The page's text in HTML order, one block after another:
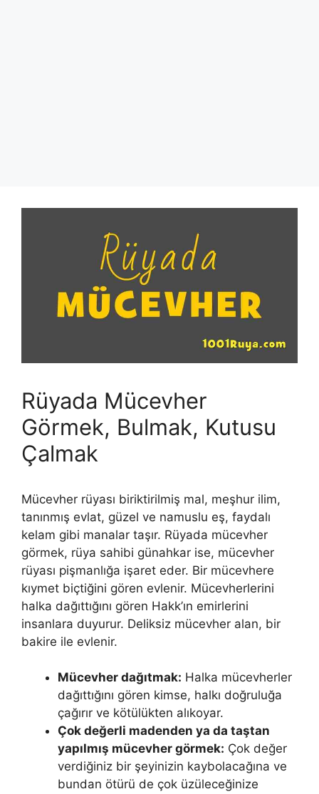
Rüyada Mücevher
Görmek, Bulmak, Kutusu
Çalmak
Mücevher rüyası biriktirilmiş mal, meş­hur ilim,
tanınmış evlat, güzel ve namuslu eş, faydalı
kelam gibi manalar taşır. Rüyada mücevher
görmek, rüya sahibi günahkar ise, mücevher
rüyası pişmanlığa işaret eder. Bir mücevhere
kıymet biçtiğini gören evlenir. Mücevherlerini
halka da­ğıttığını gören Hakk’ın emirlerini
insanlara duyurur. De­liksiz mücevher alan, bir
bakire ile evlenir.
Mücevher dağıtmak: Halka mücevherler
dağıttığını gören kimse, halkı doğruluğa
çağırır ve kötülükten alıkoyar.
Çok değerli ma­denden ya da taştan
yapılmış mücevher görmek: Çok değer
verdiğiniz bir şeyinizin kaybolacağına ve
bundan ötürü de çok üzüleceğinize